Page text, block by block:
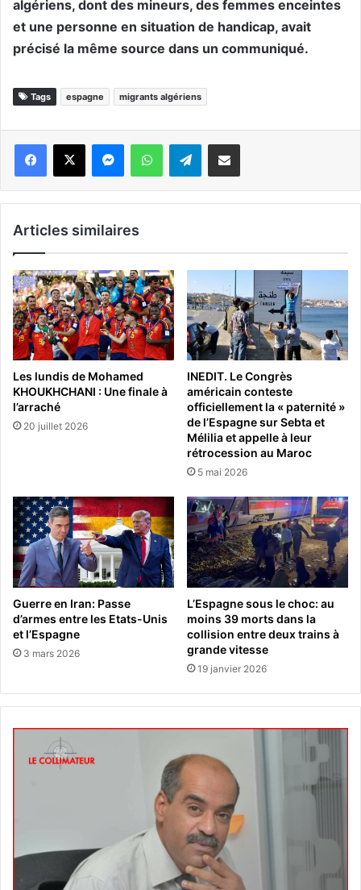
algériens, dont des mineurs, des femmes enceintes
et une personne en situation de handicap, avait
précisé la même source dans un communiqué.
Tags espagne migrants algériens
WhatsApp Telegram
Articles similaires
Les lundis de Mohamed
KHOUKHCHANI : Une finale à
l’arraché
20 juillet 2026
INEDIT. Le Congrès
américain conteste
officiellement la « paternité »
de l’Espagne sur Sebta et
Mélilia et appelle à leur
rétrocession au Maroc
5 mai 2026
Guerre en Iran: Passe
d’armes entre les Etats-Unis
et l’Espagne
3 mars 2026
L’Espagne sous le choc: au
moins 39 morts dans la
collision entre deux trains à
grande vitesse
19 janvier 2026